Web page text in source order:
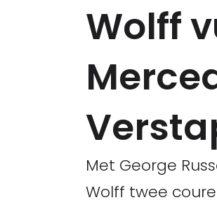
Wolff
Met George
Wolff twee